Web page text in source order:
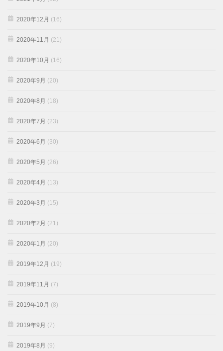
2020年12月 (16)
2020年11月 (21)
2020年10月 (16)
2020年9月 (20)
2020年8月 (18)
2020年7月 (23)
2020年6月 (30)
2020年5月 (26)
2020年4月 (13)
2020年3月 (15)
2020年2月 (21)
2020年1月 (20)
2019年12月 (19)
2019年11月 (7)
2019年10月 (8)
2019年9月 (7)
2019年8月 (9)